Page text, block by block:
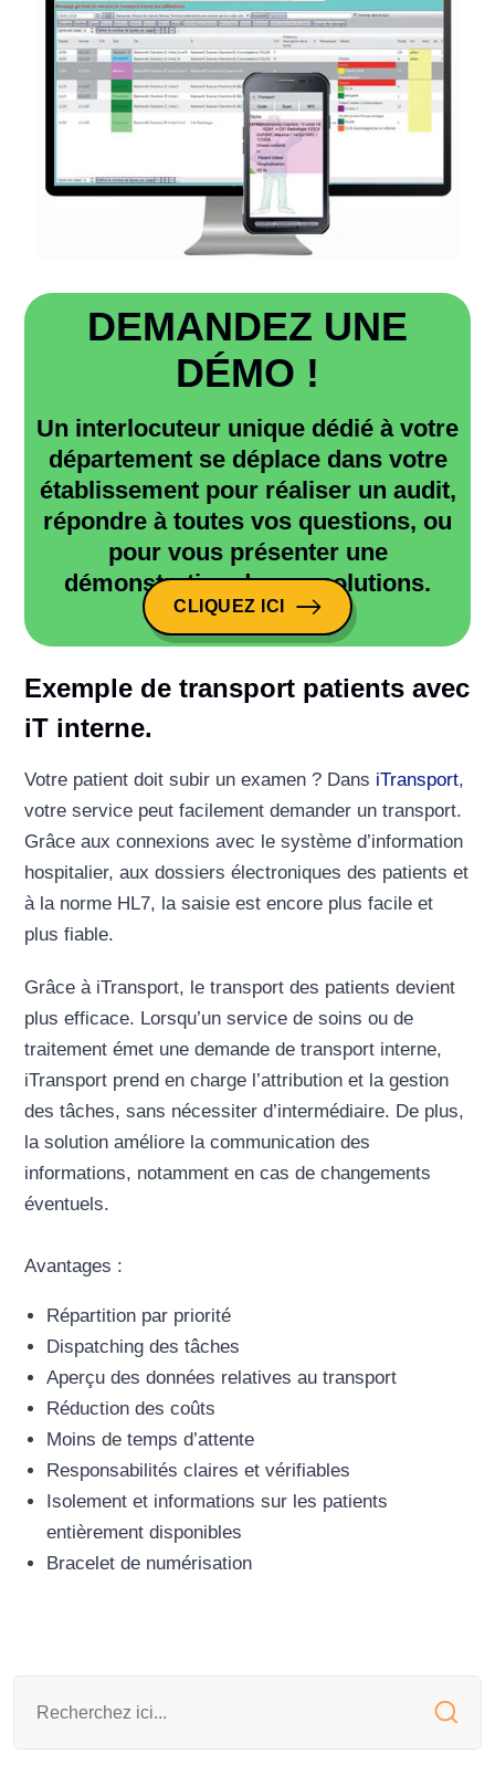
DEMANDEZ UNE
DÉMO !
Un interlocuteur unique dédié à votre
département se déplace dans votre
établissement pour réaliser un audit,
répondre à toutes vos questions, ou
pour vous présenter une
démonstration de nos solutions.
CLIQUEZ ICI
Exemple de transport patients avec
iT interne.
Votre patient doit subir un examen ? Dans iTransport,
votre service peut facilement demander un transport.
Grâce aux connexions avec le système d’information
hospitalier, aux dossiers électroniques des patients et
à la norme HL7, la saisie est encore plus facile et
plus fiable.
Grâce à iTransport, le transport des patients devient
plus efficace. Lorsqu’un service de soins ou de
traitement émet une demande de transport interne,
iTransport prend en charge l’attribution et la gestion
des tâches, sans nécessiter d’intermédiaire. De plus,
la solution améliore la communication des
informations, notamment en cas de changements
éventuels.
Avantages :
Répartition par priorité
Dispatching des tâches
Aperçu des données relatives au transport
Réduction des coûts
Moins de temps d’attente
Responsabilités claires et vérifiables
Isolement et informations sur les patients
entièrement disponibles
Bracelet de numérisation